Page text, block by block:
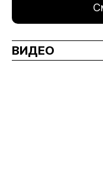
ВИДЕО